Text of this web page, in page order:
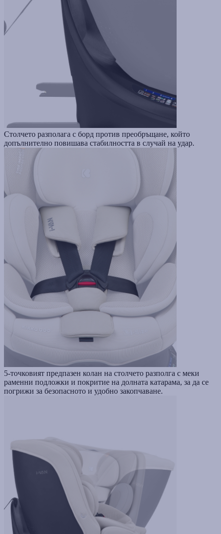
Столчето разполага с борд против преобръщане, който
допълнително повишава стабилността в случай на удар.
5-точковият предпазен колан на столчето разполга с меки
раменни подложки и покритие на долната катарама, за да се
погрижи за безопасното и удобно закопчаване.